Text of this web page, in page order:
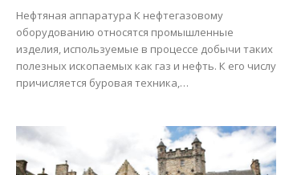
Нефтяная аппаратура К нефтегазовому
оборудованию относятся промышленные
изделия, используемые в процессе добычи таких
полезных ископаемых как газ и нефть. К его числу
причисляется буровая техника,…